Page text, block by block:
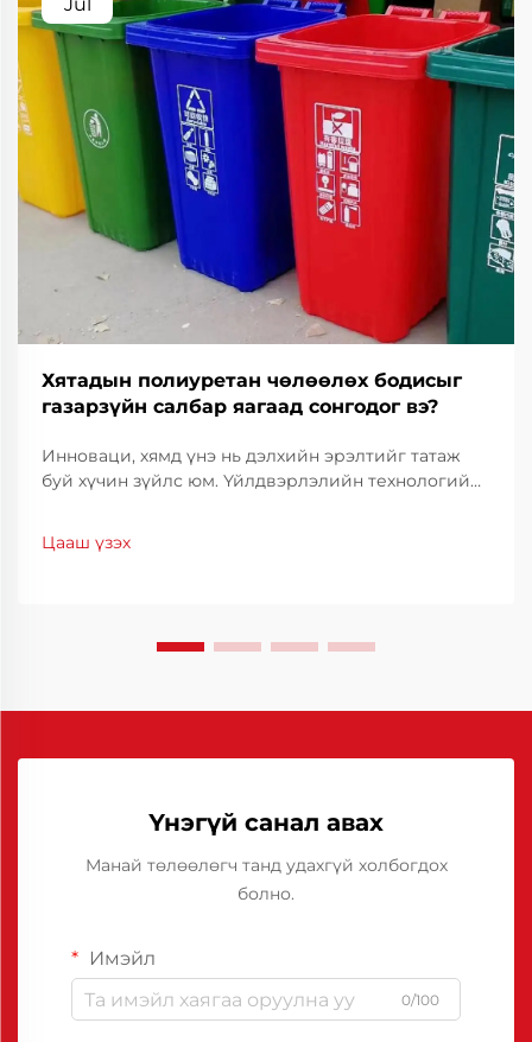
Хятадын полиуретан чөлөөлөх бодисыг
газарзүйн салбар яагаад сонгодог вэ?
Инноваци, хямд үнэ нь дэлхийн эрэлтийг татаж
буй хүчин зүйлс юм. Үйлдвэрлэлийн технологийн
нь чухал үүрэг гүйцэтгэдэг. Хятадын полиуретан
Цааш үзэх
Үнэгүй санал авах
Манай төлөөлөгч танд удахгүй холбогдох
болно.
Имэйл
0/100